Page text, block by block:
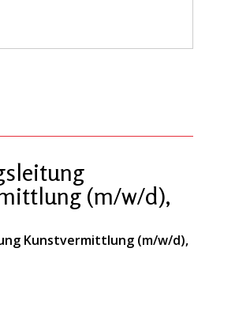
(m/w/d),
Kunstvermittlung (m/w/d),